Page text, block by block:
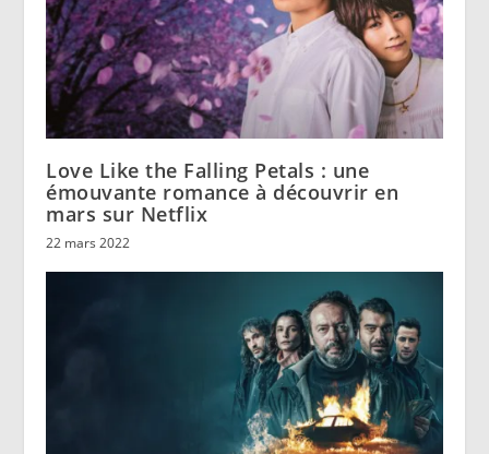
Love Like the Falling Petals : une
émouvante romance à découvrir en
mars sur Netflix
22 mars 2022